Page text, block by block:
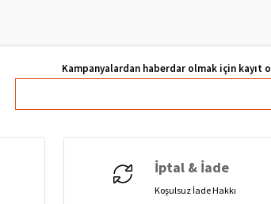
İptal & İade
Koşulsuz İade Hakkı